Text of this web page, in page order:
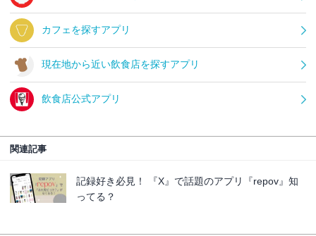
カフェを探すアプリ
現在地から近い飲食店を探すアプリ
飲食店公式アプリ
関連記事
記録好き必見！ 『X』で話題のアプリ『repov』知
ってる？